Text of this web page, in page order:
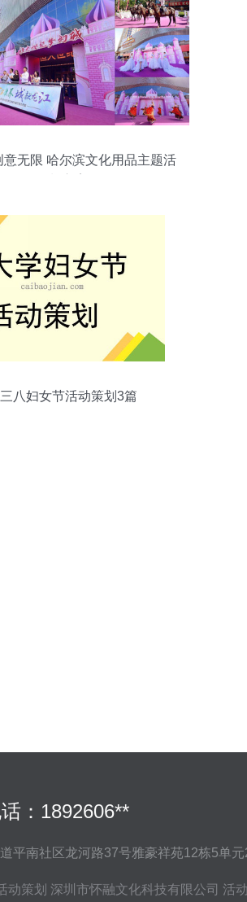
意无限 哈尔滨文化用品主题活
八妇女节活动策划3篇
：1892606**
平南社区龙河路37号雅豪祥苑12栋5单元
动策划 深圳市怀融文化科技有限公司 活